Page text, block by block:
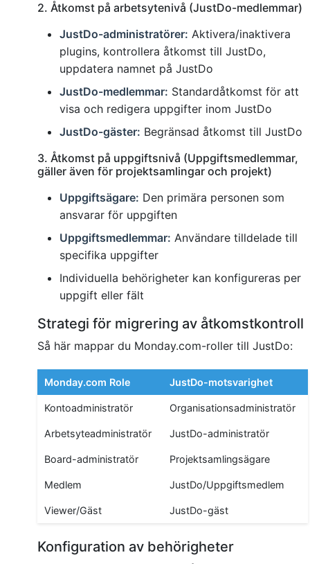
2. Åtkomst på arbetsytenivå (JustDo-medlemmar)
JustDo-administratörer: Aktivera/inaktivera
plugins, kontrollera åtkomst till JustDo,
uppdatera namnet på JustDo
JustDo-medlemmar: Standardåtkomst för att
visa och redigera uppgifter inom JustDo
JustDo-gäster: Begränsad åtkomst till JustDo
3. Åtkomst på uppgiftsnivå (Uppgiftsmedlemmar,
gäller även för projektsamlingar och projekt)
Uppgiftsägare: Den primära personen som
ansvarar för uppgiften
Uppgiftsmedlemmar: Användare tilldelade till
specifika uppgifter
Individuella behörigheter kan konfigureras per
uppgift eller fält
Strategi för migrering av åtkomstkontroll
Så här mappar du Monday.com-roller till JustDo:
Monday.com Role JustDo-motsvarighet
Kontoadministratör Organisationsadministratör
Arbetsyteadministratör JustDo-administratör
Board-administratör Projektsamlingsägare
Medlem JustDo/Uppgiftsmedlem
Viewer/Gäst JustDo-gäst
Konfiguration av behörigheter